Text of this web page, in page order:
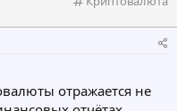
т
р
отражается не